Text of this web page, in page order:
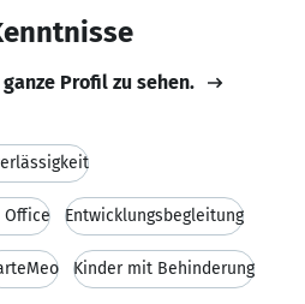
Profil zu sehen.
Office Entwicklungsbegleitung
Kinder mit Behinderung